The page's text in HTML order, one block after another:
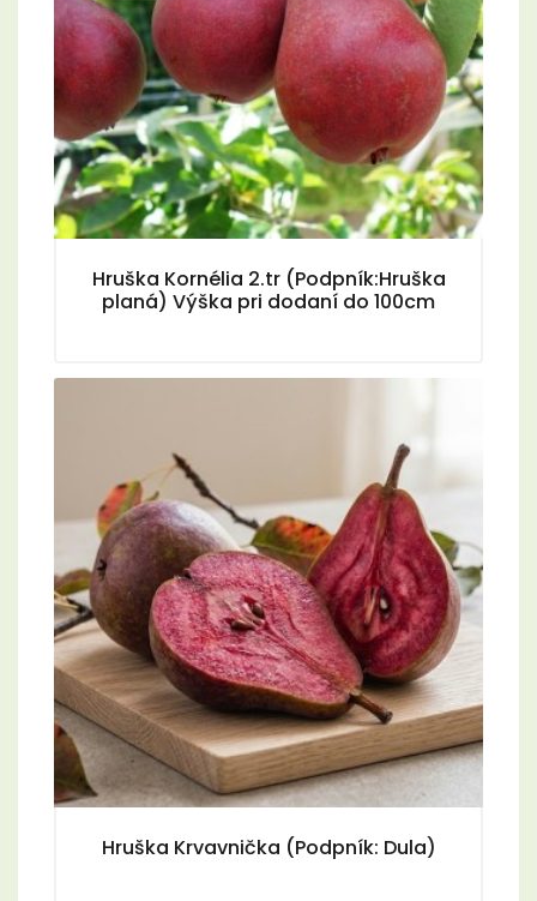
Hruška Kornélia 2.tr (Podpník:Hruška
planá) Výška pri dodaní do 100cm
Hruška Krvavnička (Podpník: Dula)